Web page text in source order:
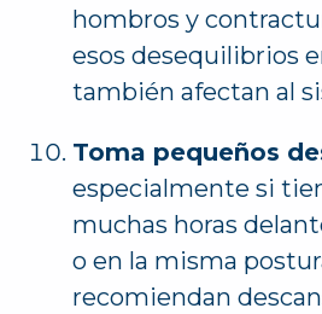
hombros y
esos desequilibrios
también afectan al
Toma pequeños
especialmente si
muchas horas
o en la misma
recomiendan